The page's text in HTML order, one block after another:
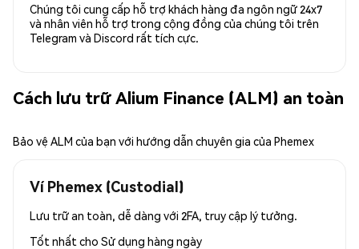
Chúng tôi cung cấp hỗ trợ khách hàng đa ngôn ngữ 24x7
và nhân viên hỗ trợ trong cộng đồng của chúng tôi trên
Telegram và Discord rất tích cực.
Cách lưu trữ Alium Finance (ALM) an toàn
Bảo vệ ALM của bạn với hướng dẫn chuyên gia của Phemex
Ví Phemex (Custodial)
Lưu trữ an toàn, dễ dàng với 2FA, truy cập lý tưởng.
Tốt nhất cho Sử dụng hàng ngày